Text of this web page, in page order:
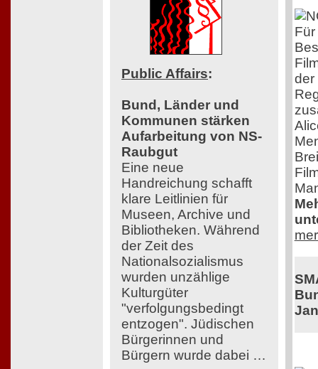
Public Affairs:
Bund, Länder und
Kommunen stärken
Aufarbeitung von NS-
Raubgut
Eine neue
Handreichung schafft
klare Leitlinien für
Museen, Archive und
Bibliotheken. Während
der Zeit des
Nationalsozialismus
wurden unzählige
Kulturgüter
"verfolgungsbedingt
entzogen". Jüdischen
Bürgerinnen und
Bürgern wurde dabei …
der